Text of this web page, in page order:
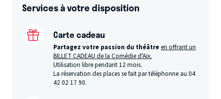
Services à votre disposition
Carte cadeau
Partagez votre passion du théâtre en offrant un
BILLET CADEAU de la Comédie d'Aix.
Utilisation libre pendant 12 mois.
La réservation des places se fait par téléphonne au 04
42 02 17 90.